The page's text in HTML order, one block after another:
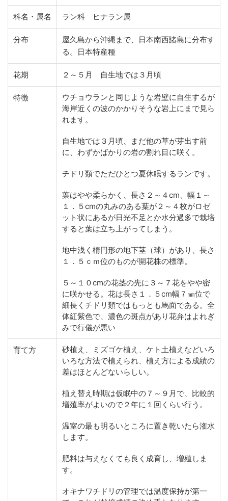
科名・属名 ラン科 ヒナラン属
分布
屋久島から沖縄まで、日本南西諸島に分布す
る。日本特産種
花期 ２～５月 自生地では３月頃
特徴
ウチョウランと同じような岩壁に自生するが
海岸近くの波のかかりそうな岩上にまで見ら
れます。
自生地では３月頃、まだ他の草が芽出す前
に、わずかばかりの岩の割れ目に咲く。
チドリ類でただひとつ夏休眠するランです。
葉はやや柔らかく、長さ２～４cm、幅１～
１．５cmの丸みのある葉が２～４枚がロゼ
ット状にあるが日光不足とか水分過多で栽培
すると葉は立ち上がってしまう。
地中浅く楕円形の地下茎（球）があり、長さ
１．５ｃｍ位のものが開花株の標準。
５～１０cmの花茎の先に３～７花をやや密
に咲かせる。花は長さ１．５cm幅７㎜位で
細長くチドリ類ではもっとも馬面である。全
体紅紫色で、濃色の斑点があり花弁はよれぎ
みで行儀が悪い
育て方
砂植え、ミズゴケ植え、ケト土植えなどいろ
いろな方法で植えられ、植え方による成績の
差はほとんどないらしい。
植え替え時期は仮眠中の７～９月で、比較的
増殖率がよいので２年に１回くらい行う。
温室の最も明るいところに置き乾いたら潅水
します。
肥料は与えなくても良く成育し、増殖しま
す。
オキナワチドリの管理では温度保持が第一